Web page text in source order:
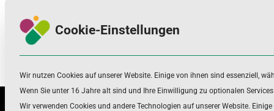
navigation
content
Nahrungsergänzungsmittel
Infos zu Nährstoffen, Nahrungsergänzung
und mehr
NÄHRSTOFFE UND WEITERE
Cookie-Einstellungen
Wir nutzen Cookies auf unserer Website. Einige von ihnen sind essenziell,
Wenn Sie unter 16 Jahre alt sind und Ihre Einwilligung zu optionalen
Wir verwenden Cookies und andere Technologien auf unserer Website.